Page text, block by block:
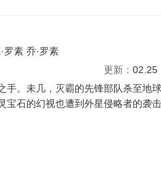
布洛林 本尼迪克特·康伯巴奇
罗素 乔·罗素
更新： 02.25
。未几，灭霸的先锋部队杀至地
石的幻视也遭到外星侵略者的袭